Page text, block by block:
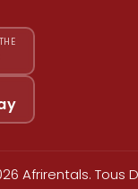
Afrirentals. Tous